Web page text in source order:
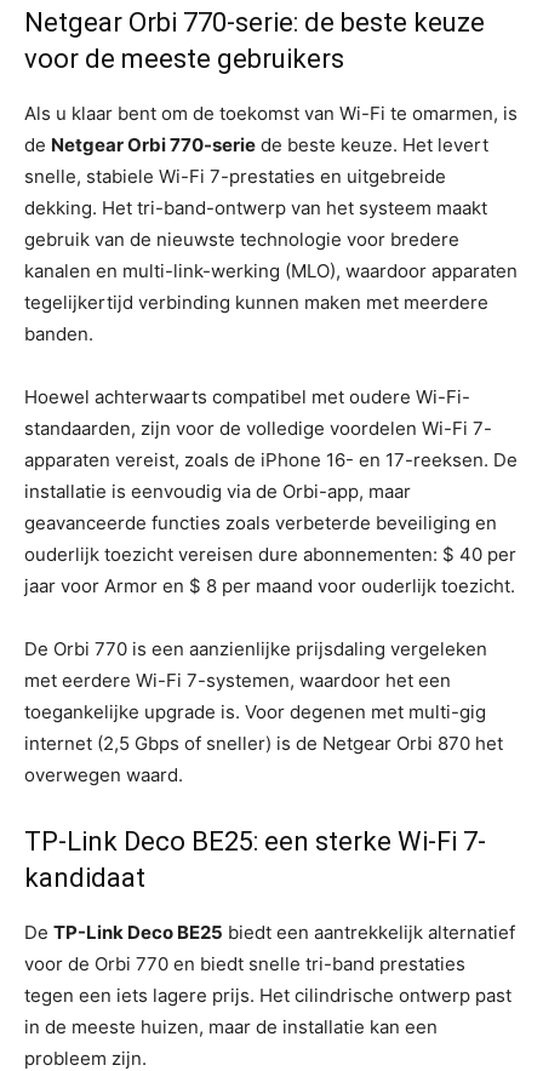
Netgear Orbi 770-serie: de beste keuze
voor de meeste gebruikers
Als u klaar bent om de toekomst van Wi-Fi te omarmen, is
de Netgear Orbi 770-serie de beste keuze. Het levert
snelle, stabiele Wi-Fi 7-prestaties en uitgebreide
dekking. Het tri-band-ontwerp van het systeem maakt
gebruik van de nieuwste technologie voor bredere
kanalen en multi-link-werking (MLO), waardoor apparaten
tegelijkertijd verbinding kunnen maken met meerdere
banden.
Hoewel achterwaarts compatibel met oudere Wi-Fi-
standaarden, zijn voor de volledige voordelen Wi-Fi 7-
apparaten vereist, zoals de iPhone 16- en 17-reeksen. De
installatie is eenvoudig via de Orbi-app, maar
geavanceerde functies zoals verbeterde beveiliging en
ouderlijk toezicht vereisen dure abonnementen: $ 40 per
jaar voor Armor en $ 8 per maand voor ouderlijk toezicht.
De Orbi 770 is een aanzienlijke prijsdaling vergeleken
met eerdere Wi-Fi 7-systemen, waardoor het een
toegankelijke upgrade is. Voor degenen met multi-gig
internet (2,5 Gbps of sneller) is de Netgear Orbi 870 het
overwegen waard.
TP-Link Deco BE25: een sterke Wi-Fi 7-
kandidaat
De TP-Link Deco BE25 biedt een aantrekkelijk alternatief
voor de Orbi 770 en biedt snelle tri-band prestaties
tegen een iets lagere prijs. Het cilindrische ontwerp past
in de meeste huizen, maar de installatie kan een
probleem zijn.